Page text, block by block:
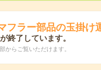
フラー部品の玉掛け
終了しています。
からご覧いただけます。